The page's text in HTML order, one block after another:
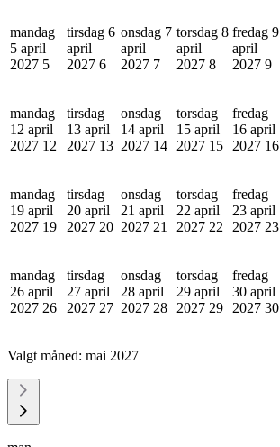
mandag
5 april
2027 5
tirsdag 6
april
2027 6
onsdag 7
april
2027 7
torsdag 8
april
2027 8
fredag 9
april
2027 9
mandag
12 april
2027 12
tirsdag
13 april
2027 13
onsdag
14 april
2027 14
torsdag
15 april
2027 15
fredag
16 april
2027 16
mandag
19 april
2027 19
tirsdag
20 april
2027 20
onsdag
21 april
2027 21
torsdag
22 april
2027 22
fredag
23 april
2027 23
mandag
26 april
2027 26
tirsdag
27 april
2027 27
onsdag
28 april
2027 28
torsdag
29 april
2027 29
fredag
30 april
2027 30
Valgt måned: mai 2027